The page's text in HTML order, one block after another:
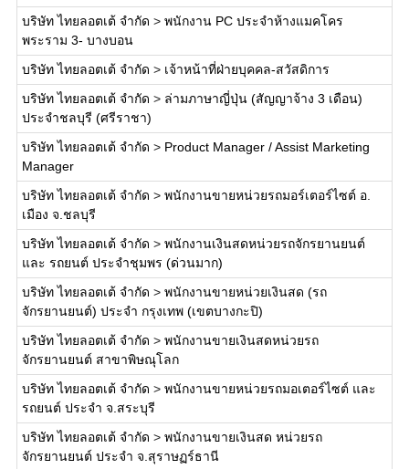
บริษัท ไทยลอตเต้ จำกัด > พนักงาน PC ประจำห้างแมคโคร
พระราม 3- บางบอน
บริษัท ไทยลอตเต้ จำกัด > เจ้าหน้าที่ฝ่ายบุคคล-สวัสดิการ
บริษัท ไทยลอตเต้ จำกัด > ล่ามภาษาญี่ปุ่น (สัญญาจ้าง 3 เดือน)
ประจำชลบุรี (ศรีราชา)
บริษัท ไทยลอตเต้ จำกัด > Product Manager / Assist Marketing
Manager
บริษัท ไทยลอตเต้ จำกัด > พนักงานขายหน่วยรถมอร์เตอร์ไซต์ อ.
เมือง จ.ชลบุรี
บริษัท ไทยลอตเต้ จำกัด > พนักงานเงินสดหน่วยรถจักรยานยนต์
และ รถยนต์ ประจำชุมพร (ด่วนมาก)
บริษัท ไทยลอตเต้ จำกัด > พนักงานขายหน่วยเงินสด (รถ
จักรยานยนต์) ประจำ กรุงเทพ (เขตบางกะปิ)
บริษัท ไทยลอตเต้ จำกัด > พนักงานขายเงินสดหน่วยรถ
จักรยานยนต์ สาขาพิษณุโลก
บริษัท ไทยลอตเต้ จำกัด > พนักงานขายหน่วยรถมอเตอร์ไซต์ และ
รถยนต์ ประจำ จ.สระบุรี
บริษัท ไทยลอตเต้ จำกัด > พนักงานขายเงินสด หน่วยรถ
จักรยานยนต์ ประจำ จ.สุราษฏร์ธานี